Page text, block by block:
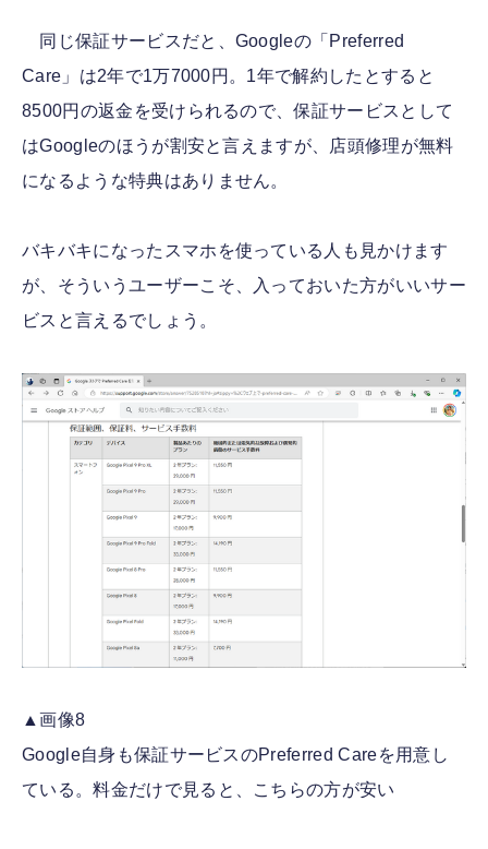
同じ保証サービスだと、Googleの「Preferred
Care」は2年で1万7000円。1年で解約したとすると
8500円の返金を受けられるので、保証サービスとして
はGoogleのほうが割安と言えますが、店頭修理が無料
になるような特典はありません。
バキバキになったスマホを使っている人も見かけます
が、そういうユーザーこそ、入っておいた方がいいサー
ビスと言えるでしょう。
▲画像8
Google自身も保証サービスのPreferred Careを用意し
ている。料金だけで見ると、こちらの方が安い